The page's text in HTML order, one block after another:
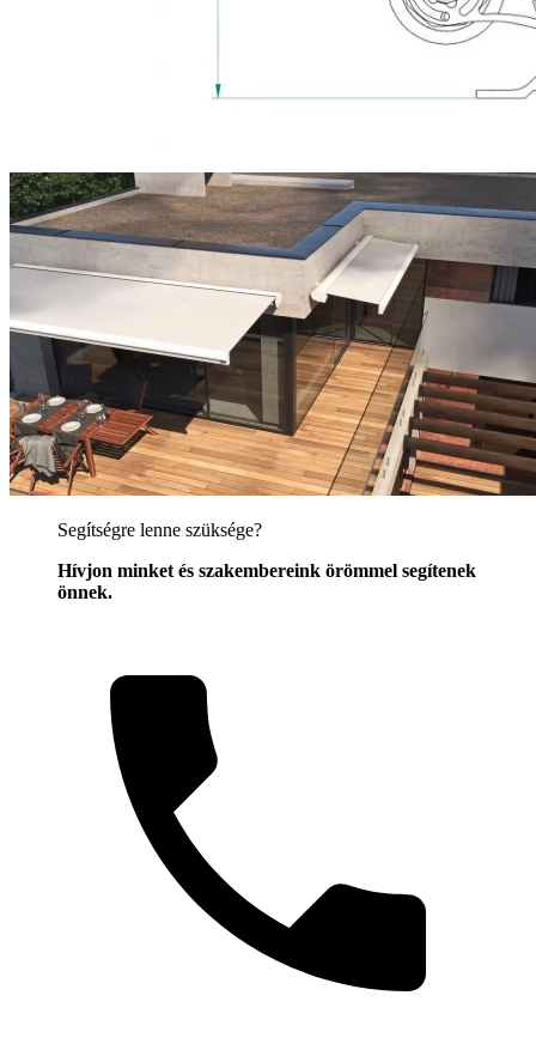
Segítségre lenne szüksége?
Hívjon minket és szakembereink örömmel segítenek
önnek.